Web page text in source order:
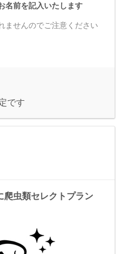
」を制作します。
ます。
サンプル「アイヌ民族」
名前を記入いたします
ませんのでご注意ください
です
虫類セレクトプラン